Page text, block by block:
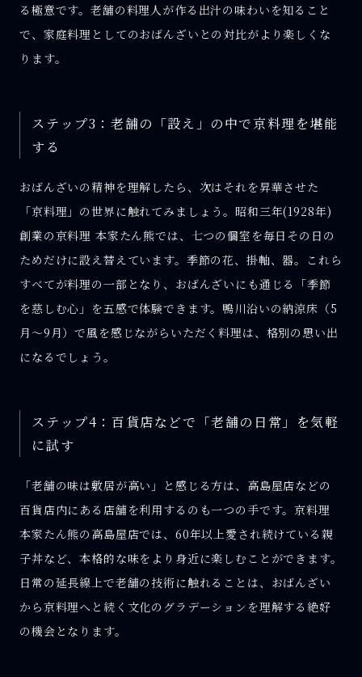
る極意です。老舗の料理人が作る出汁の味わいを知ること
で、家庭料理としてのおばんざいとの対比がより楽しくな
ります。
ステップ3：老舗の「設え」の中で京料理を堪能
する
おばんざいの精神を理解したら、次はそれを昇華させた
「京料理」の世界に触れてみましょう。昭和三年(1928年)
創業の京料理 本家たん熊では、七つの個室を毎日その日の
ためだけに設え替えています。季節の花、掛軸、器。これら
すべてが料理の一部となり、おばんざいにも通じる「季節
を慈しむ心」を五感で体験できます。鴨川沿いの納涼床（5
月〜9月）で風を感じながらいただく料理は、格別の思い出
になるでしょう。
ステップ4：百貨店などで「老舗の日常」を気軽
に試す
「老舗の味は敷居が高い」と感じる方は、高島屋店などの
百貨店内にある店舗を利用するのも一つの手です。京料理
本家たん熊の高島屋店では、60年以上愛され続けている親
子丼など、本格的な味をより身近に楽しむことができます。
日常の延長線上で老舗の技術に触れることは、おばんざい
から京料理へと続く文化のグラデーションを理解する絶好
の機会となります。